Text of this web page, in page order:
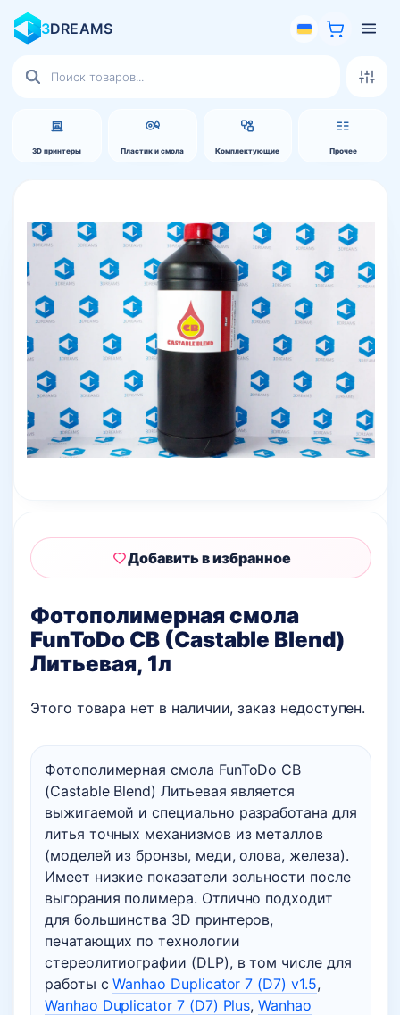
3DREAMS
3D принтеры Пластик и смола Комплектующие Прочее
товаров
Фотополимерная смола
FunToDo CB (Castable Blend)
Литьевая, 1л
Фотополимерная смола FunToDo CB
(Castable Blend) Литьевая является
выжигаемой и специально разработана для
литья точных механизмов из металлов
(моделей из бронзы, меди, олова, железа).
Имеет низкие показатели зольности после
выгорания полимера. Отлично подходит
для большинства 3D принтеров,
печатающих по технологии
стереолитиографии (DLP), в том числе для
работы сWanhao Duplicator 7 (D7) v1.5,
Wanhao Duplicator 7 (D7) Plus,Wanhao
Этого товара нет в наличии, заказ недоступен.
Добавить в избранное